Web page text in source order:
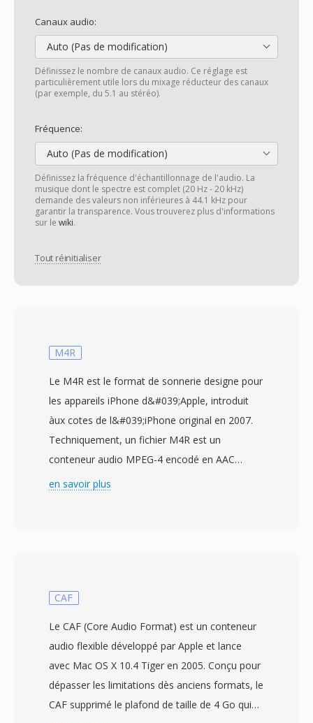
Canaux audio:
Auto (Pas de modification)
Définissez le nombre de canaux audio. Ce réglage est
particulièrement utile lors du mixage réducteur des canaux
(par exemple, du 5.1 au stéréo).
Fréquence:
Auto (Pas de modification)
Définissez la fréquence d'échantillonnage de l'audio. La
musique dont le spectre est complet (20 Hz - 20 kHz)
demande des valeurs non inférieures à 44.1 kHz pour
garantir la transparence. Vous trouverez plus d'informations
sur le wiki.
Tout réinitialiser
M4R
Le M4R est le format de sonnerie designe pour
les appareils iPhone d&#039;Apple, introduit
àux cotes de l&#039;iPhone original en 2007.
Techniquement, un fichier M4R est un
conteneur audio MPEG-4 encodé en AAC
identique en structuré au M4À — les seules
l&#039;encodeur AAC puisse produire dès
codec, tandis que l&#039;extension distincte
empêche les pistes musicales normales
d&#039;apparaitre dans le selecteur de
sonneries et inversement. Créer un M4R
consiste à encoder un court extrait audio en
en savoir plus
CAF
Le CAF (Core Audio Format) est un conteneur
audio flexible développé par Apple et lance
avec Mac OS X 10.4 Tiger en 2005. Conçu pour
dépasser les limitations dès anciens formats, le
CAF supprimé le plafond de taille de 4 Go qui